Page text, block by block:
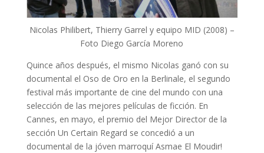
Nicolas Philibert, Thierry Garrel y equipo MID (2008) –
Foto Diego García Moreno
Quince años después, el mismo Nicolas ganó con su
documental el Oso de Oro en la Berlinale, el segundo
festival más importante de cine del mundo con una
selección de las mejores películas de ficción. En
Cannes, en mayo, el premio del Mejor Director de la
sección Un Certain Regard se concedió a un
documental de la jóven marroquí Asmae El Moudir!